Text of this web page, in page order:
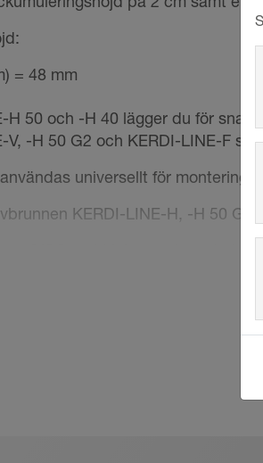
= 48 mm
H 50 och -H 40 lägger du för
V, -H 50 G2 och KERDI-LINE-F
universellt för montering
KERDI-LINE-H, -H 50 G2
cm (VOS = vid icke-centrerad
en kringgående limfläns på vilken
säker anslutning av rännan till
något av tätningssystemen
Schlüter-KERDI-